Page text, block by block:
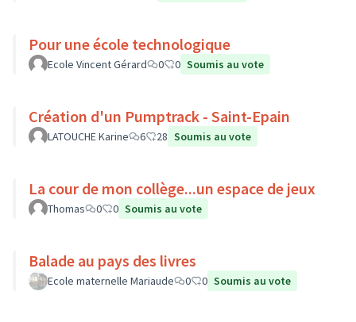
Pour une école technologique
Ecole Vincent Gérard 0 0 Soumis au vote
Création d'un Pumptrack - Saint-Epain
LATOUCHE Karine 6 28 Soumis au vote
La cour de mon collège...un espace de jeux
Thomas 0 0 Soumis au vote
Balade au pays des livres
Ecole maternelle Mariaude 0 0 Soumis au vote